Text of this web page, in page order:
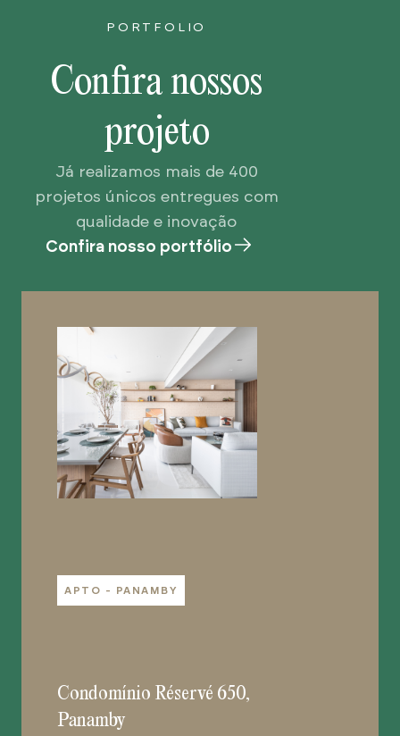
PORTFOLIO
Confira nossos
projeto
Já realizamos mais de 400
projetos únicos entregues com
qualidade e inovação
Confira nosso portfólio
APTO - PANAMBY
Condomínio Réservé 650,
Panamby